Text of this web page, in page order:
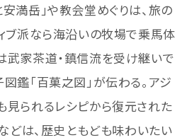
満岳」や教会堂めぐりは、旅の
ブ派なら海沿いの牧場で乗馬体
武家茶道・鎮信流を受け継いで
鑑「百菓之図」が伝わる。アジ
見られるレシピから復元された
などは、歴史ともども味わいたい